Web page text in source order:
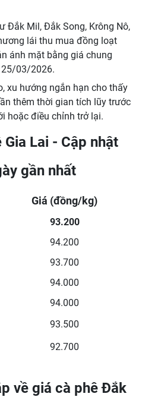
Đắk Mil, Đắk Song, Krông Nô,
lái thu mua đồng loạt
ánh mặt bằng giá chung
25/03/2026.
xu hướng ngắn hạn cho thấy
thêm thời gian tích lũy trước
hoặc điều chỉnh trở lại.
Lai - Cập nhật
gần nhất
Giá (đồng/kg)
93.200
94.200
93.700
94.000
94.000
93.500
92.700
về giá cà phê Đắk